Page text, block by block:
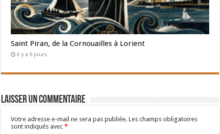
Saint Piran, de la Cornouailles à Lorient
il y a 6 jours
Laisser un commentaire
Votre adresse e-mail ne sera pas publiée. Les champs obligatoires
sont indiqués avec*